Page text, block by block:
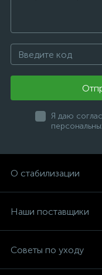
Я даю
О стабилизации
Наши поставщики
Советы по уходу